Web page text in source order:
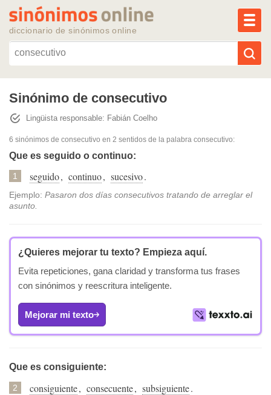
diccionario de sinónimos online
Reescribir texto con IA
Sinónimos populares
Temas populares
Temas recientes
Sinónimo de consecutivo
Lingüista responsable: Fabián Coelho
6 sinónimos de consecutivo en 2 sentidos de la palabra consecutivo:
Que es seguido o continuo:
1 seguido, continuo, sucesivo.
Ejemplo: Pasaron dos días consecutivos tratando de arreglar el
asunto.
¿Quieres mejorar tu texto? Empieza aquí.
Evita repeticiones, gana claridad y transforma tus frases
con sinónimos y reescritura inteligente.
Mejorar mi texto
Que es consiguiente:
2 consiguiente, consecuente, subsiguiente.